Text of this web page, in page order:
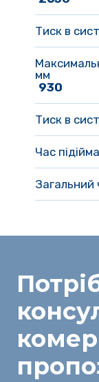
Тиск в
мм
930
Тиск в
Час
Загальний